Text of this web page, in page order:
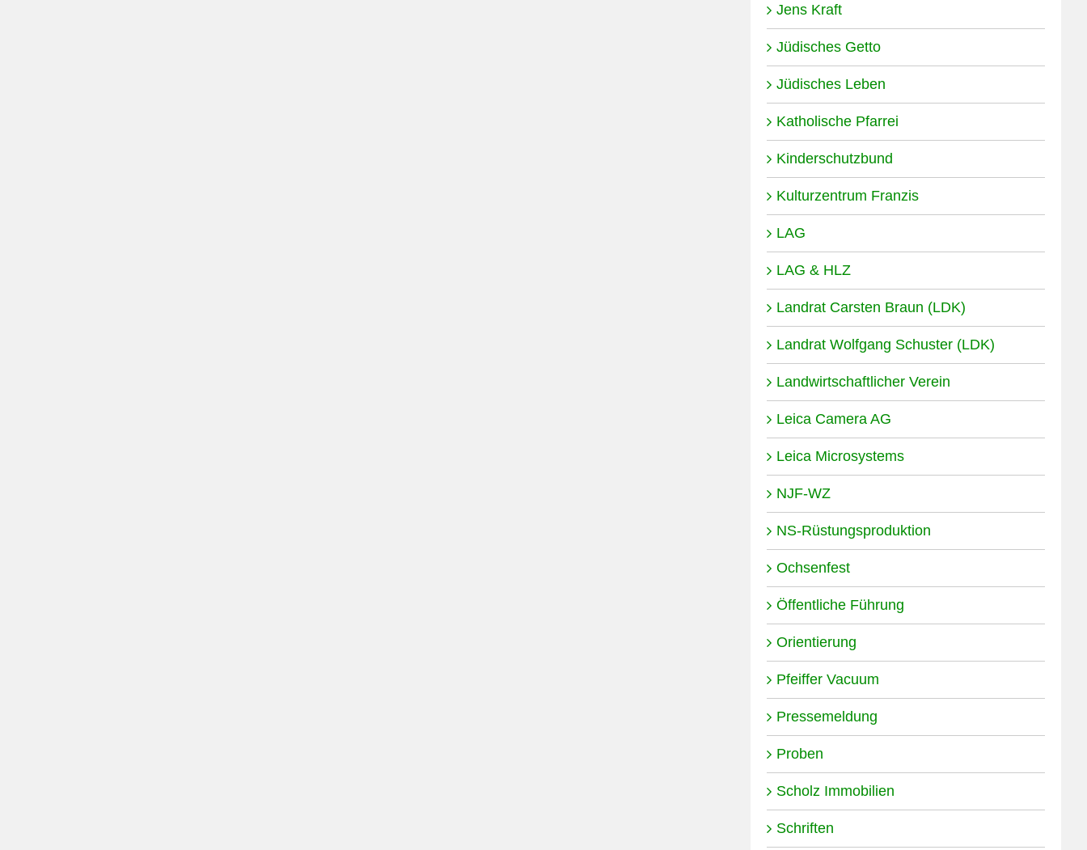
Jens Kraft
Jüdisches Getto
Jüdisches Leben
Katholische Pfarrei
Kinderschutzbund
Kulturzentrum Franzis
LAG
LAG & HLZ
Landrat Carsten Braun (LDK)
Landrat Wolfgang Schuster (LDK)
Landwirtschaftlicher Verein
Leica Camera AG
Leica Microsystems
NJF-WZ
NS-Rüstungsproduktion
Ochsenfest
Öffentliche Führung
Orientierung
Pfeiffer Vacuum
Pressemeldung
Proben
Scholz Immobilien
Schriften